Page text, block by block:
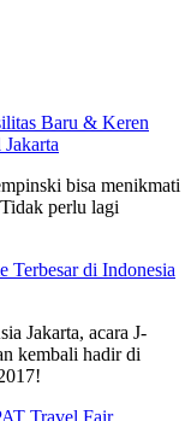
Baru & Keren
bisa menikmati
perlu lagi
Terbesar di Indonesia
Jakarta, acara J-
kembali hadir di
Travel Fair